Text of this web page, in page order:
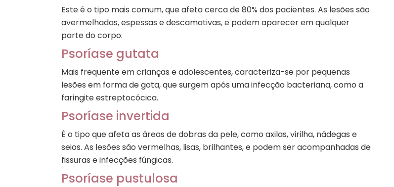
Este é o tipo mais comum, que afeta cerca de 80% dos pacientes. As lesões são
avermelhadas, espessas e descamativas, e podem aparecer em qualquer
parte do corpo.
Psoríase gutata
Mais frequente em crianças e adolescentes, caracteriza-se por pequenas
lesões em forma de gota, que surgem após uma infecção bacteriana, como a
faringite estreptocócica.
Psoríase invertida
É o tipo que afeta as áreas de dobras da pele, como axilas, virilha, nádegas e
seios. As lesões são vermelhas, lisas, brilhantes, e podem ser acompanhadas de
fissuras e infecções fúngicas.
Psoríase pustulosa